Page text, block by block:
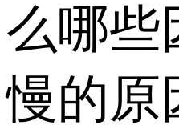
么哪些
慢的原